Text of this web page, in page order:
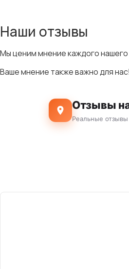
Наши отзывы
Мы ценим мнение каждого
Ваше мнение также важно для
Отзывы
Реальные